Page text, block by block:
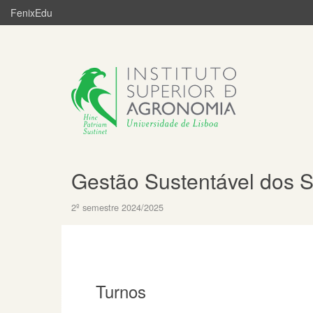
FenixEdu
Gestão Sustentável dos
2º semestre 2024/2025
Turnos